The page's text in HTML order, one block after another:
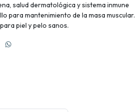
salud dermatológica y sistema inmune
para mantenimiento de la masa muscular.
piel y pelo sanos.